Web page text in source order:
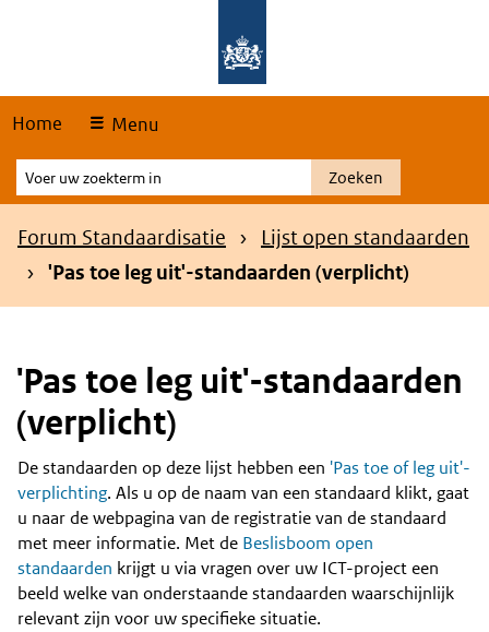
Home Menu
Voer
uw
zoekterm
Zoeken
Kruimelpad
Forum Standaardisatie
Lijst open standaarden
'Pas toe leg uit'-standaarden (verplicht)
'Pas toe leg uit'-standaarden
(verplicht)
Content
De standaarden op deze lijst hebben een 'Pas toe of leg uit'-
verplichting. Als u op de naam van een standaard klikt, gaat
u naar de webpagina van de registratie van de standaard
met meer informatie. Met de Beslisboom open
standaarden krijgt u via vragen over uw ICT-project een
beeld welke van onderstaande standaarden waarschijnlijk
relevant zijn voor uw specifieke situatie.